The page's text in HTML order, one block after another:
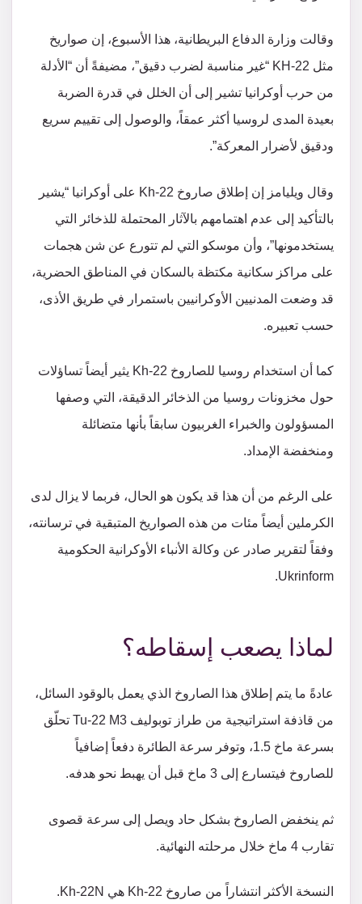
وقالت وزارة الدفاع البريطانية، هذا الأسبوع، إن صواريخ
مثل KH-22 “غير مناسبة لضرب دقيق”، مضيفةً أن “الأدلة
من حرب أوكرانيا تشير إلى أن الخلل في قدرة الضربة
بعيدة المدى لروسيا أكثر عمقاً، والوصول إلى تقييم سريع
ودقيق لأضرار المعركة”.
وقال ويليامز إن إطلاق صاروخ Kh-22 على أوكرانيا “يشير
بالتأكيد إلى عدم اهتمامهم بالآثار المحتملة للذخائر التي
يستخدمونها”، وأن موسكو التي لم تتورع عن شن هجمات
على مراكز سكانية مكتظة بالسكان في المناطق الحضرية،
قد وضعت المدنيين الأوكرانيين باستمرار في طريق الأذى،
حسب تعبيره.
كما أن استخدام روسيا للصاروخ Kh-22 يثير أيضاً تساؤلات
حول مخزونات روسيا من الذخائر الدقيقة، التي وصفها
المسؤولون والخبراء الغربيون سابقاً بأنها متضائلة
ومنخفضة الإمداد.
على الرغم من أن هذا قد يكون هو الحال، فربما لا يزال لدى
الكرملين أيضاً مئات من هذه الصواريخ المتبقية في ترسانته،
وفقاً لتقرير صادر عن وكالة الأنباء الأوكرانية الحكومية
Ukrinform.
لماذا يصعب إسقاطه؟
عادةً ما يتم إطلاق هذا الصاروخ الذي يعمل بالوقود السائل،
من قاذفة استراتيجية من طراز توبوليف Tu-22 M3 تحلّق
بسرعة ماخ 1.5، وتوفر سرعة الطائرة دفعاً إضافياً
للصاروخ فيتسارع إلى 3 ماخ قبل أن يهبط نحو هدفه.
ثم ينخفض ​​الصاروخ بشكل حاد ويصل إلى سرعة قصوى
تقارب 4 ماخ خلال مرحلته النهائية.
النسخة الأكثر انتشاراً من صاروخ Kh-22 هي Kh-22N.